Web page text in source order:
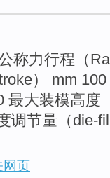
称力行程（
） mm 100
最大装模高度
调节量（die-
网页